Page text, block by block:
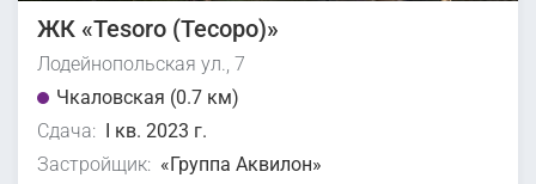
ЖК «Tesoro (Тесоро)»
Лодейнопольская ул., 7
Чкаловская (0.7 км)
Сдача: I кв. 2023 г.
Застройщик: «Группа Аквилон»